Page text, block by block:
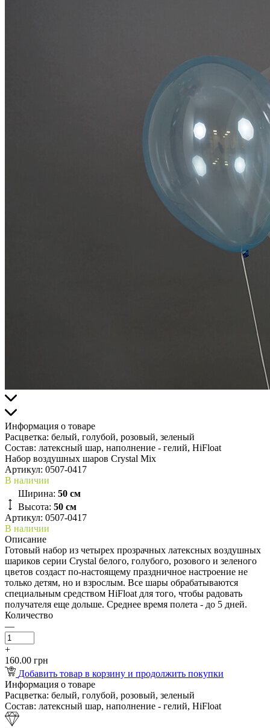
Информация о товаре
Расцветка: белый, голубой, розовый, зеленый
Состав: латексный шар, наполнение - гелий, HiFloat
Набор воздушных шаров Crystal Mix
Артикул: 0507-0417
В наличии
Ширина: 50 см
Высота: 50 см
Артикул: 0507-0417
В наличии
Описание
Готовый набор из четырех прозрачных латексных воздушных
шариков серии Crystal белого, голубого, розового и зеленого
цветов создаст по-настоящему праздничное настроение не
только детям, но и взрослым. Все шары обрабатываются
специальным средством HiFloat для того, чтобы радовать
получателя еще дольше. Среднее время полета - до 5 дней.
Количество
—
+
160.00 грн
Добавить товар в корзину и продолжить покупки
Информация о товаре
Расцветка: белый, голубой, розовый, зеленый
Состав: латексный шар, наполнение - гелий, HiFloat